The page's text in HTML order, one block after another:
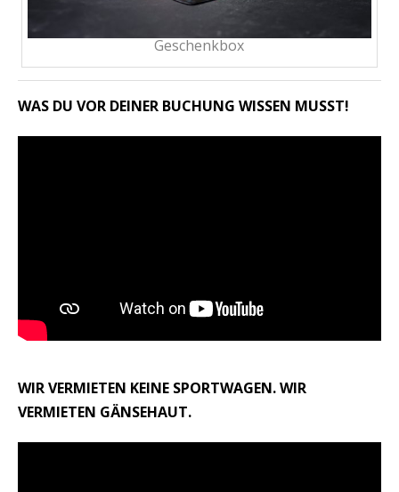
Geschenkbox
WAS DU VOR DEINER BUCHUNG WISSEN MUSST!
WIR VERMIETEN KEINE SPORTWAGEN. WIR
VERMIETEN GÄNSEHAUT.